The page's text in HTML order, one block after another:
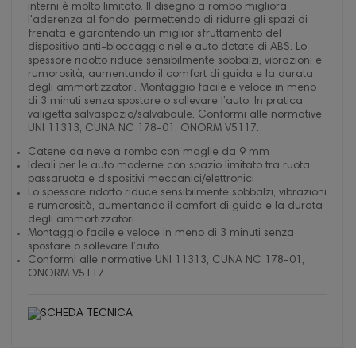
interni è molto limitato. Il disegno a rombo migliora
l'aderenza al fondo, permettendo di ridurre gli spazi di
frenata e garantendo un miglior sfruttamento del
dispositivo anti-bloccaggio nelle auto dotate di ABS. Lo
spessore ridotto riduce sensibilmente sobbalzi, vibrazioni e
rumorosità, aumentando il comfort di guida e la durata
degli ammortizzatori. Montaggio facile e veloce in meno
di 3 minuti senza spostare o sollevare l’auto. In pratica
valigetta salvaspazio/salvabaule. Conformi alle normative
UNI 11313, CUNA NC 178-01, ONORM V5117.
Catene da neve a rombo con maglie da 9 mm
Ideali per le auto moderne con spazio limitato tra ruota,
passaruota e dispositivi meccanici/elettronici
Lo spessore ridotto riduce sensibilmente sobbalzi, vibrazioni
e rumorosità, aumentando il comfort di guida e la durata
degli ammortizzatori
Montaggio facile e veloce in meno di 3 minuti senza
spostare o sollevare l’auto
Conformi alle normative UNI 11313, CUNA NC 178-01,
ONORM V5117